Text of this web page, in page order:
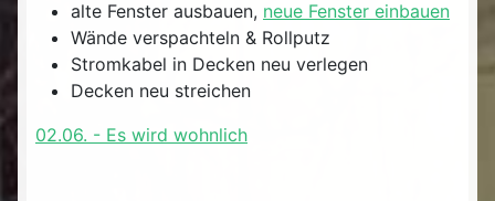
alte Fenster ausbauen, neue Fenster einbauen
Wände verspachteln & Rollputz
Stromkabel in Decken neu verlegen
Decken neu streichen
02.06. - Es wird wohnlich